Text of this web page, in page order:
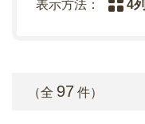
表示方法： 4列
（全 97 件）